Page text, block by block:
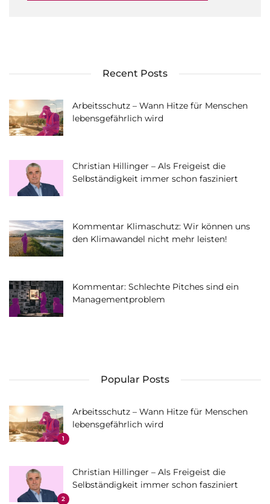
Recent Posts
Arbeitsschutz – Wann Hitze für Menschen
lebensgefährlich wird
Christian Hillinger – Als Freigeist die
Selbständigkeit immer schon fasziniert
Kommentar Klimaschutz: Wir können uns
den Klimawandel nicht mehr leisten!
Kommentar: Schlechte Pitches sind ein
Managementproblem
Popular Posts
1
Arbeitsschutz – Wann Hitze für Menschen
lebensgefährlich wird
2
Christian Hillinger – Als Freigeist die
Selbständigkeit immer schon fasziniert